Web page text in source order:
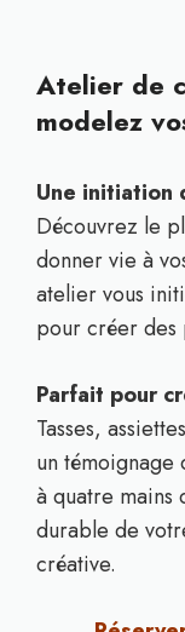
Atelier de
modelez
Une initiation
Découvrez le
donner vie à
atelier vous
pour créer des
Parfait pour
Tasses,
un
à quatre mains
durable de
créative.